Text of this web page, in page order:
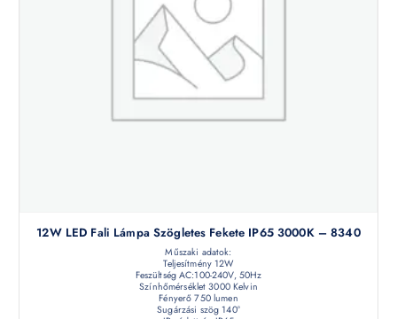
12W LED Fali Lámpa Szögletes Fekete IP65 3000K – 8340
Műszaki adatok:
Teljesítmény 12W
Feszültség AC:100-240V, 50Hz
Színhőmérséklet 3000 Kelvin
Fényerő 750 lumen
Sugárzási szög 140°